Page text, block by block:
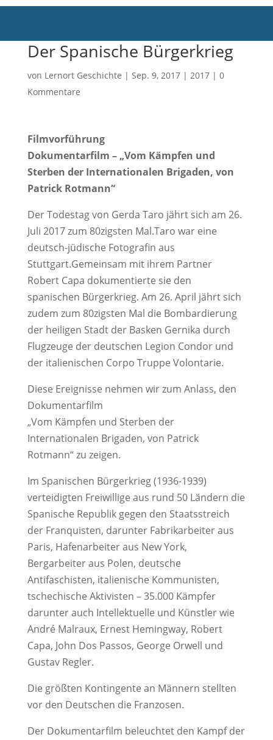
Der Spanische Bürgerkrieg
von Lernort Geschichte | Sep. 9, 2017| 2017| 0
Kommentare
Filmvorführung
Dokumentarfilm – „Vom Kämpfen und
Sterben der Internationalen Brigaden, von
Patrick Rotmann“
Der Todestag von Gerda Taro jährt sich am 26.
Juli 2017 zum 80zigsten Mal.Taro war eine
deutsch-jüdische Fotografin aus
Stuttgart.Gemeinsam mit ihrem Partner
Robert Capa dokumentierte sie den
spanischen Bürgerkrieg. Am 26. April jährt sich
zudem zum 80zigsten Mal die Bombardierung
der heiligen Stadt der Basken Gernika durch
Flugzeuge der deutschen Legion Condor und
der italienischen Corpo Truppe Volontarie.
Diese Ereignisse nehmen wir zum Anlass, den
Dokumentarfilm
„Vom Kämpfen und Sterben der
Internationalen Brigaden, von Patrick
Rotmann“ zu zeigen.
Im Spanischen Bürgerkrieg (1936-1939)
verteidigten Freiwillige aus rund 50 Ländern die
Spanische Republik gegen den Staatsstreich
der Franquisten, darunter Fabrikarbeiter aus
Paris, Hafenarbeiter aus New York,
Bergarbeiter aus Polen, deutsche
Antifaschisten, italienische Kommunisten,
tschechische Aktivisten – 35.000 Kämpfer
darunter auch Intellektuelle und Künstler wie
André Malraux, Ernest Hemingway, Robert
Capa, John Dos Passos, George Orwell und
Gustav Regler.
Die größten Kontingente an Männern stellten
vor den Deutschen die Franzosen.
Der Dokumentarfilm beleuchtet den Kampf der